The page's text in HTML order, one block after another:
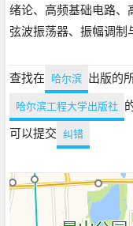
绪论、高频基础电路、
弦波振荡器、振幅调制
查找在 哈尔滨 出版的
哈尔滨工程大学出版社
可以提交 纠错